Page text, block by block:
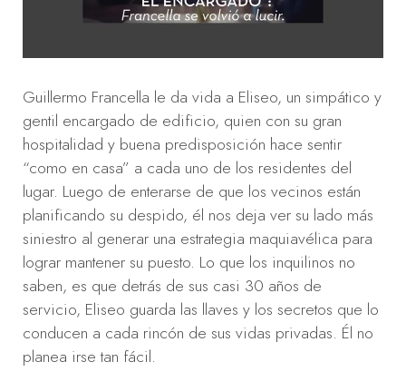
Guillermo Francella le da vida a Eliseo, un simpático y
gentil encargado de edificio, quien con su gran
hospitalidad y buena predisposición hace sentir
“como en casa” a cada uno de los residentes del
lugar. Luego de enterarse de que los vecinos están
planificando su despido, él nos deja ver su lado más
siniestro al generar una estrategia maquiavélica para
lograr mantener su puesto. Lo que los inquilinos no
saben, es que detrás de sus casi 30 años de
servicio, Eliseo guarda las llaves y los secretos que lo
conducen a cada rincón de sus vidas privadas. Él no
planea irse tan fácil.